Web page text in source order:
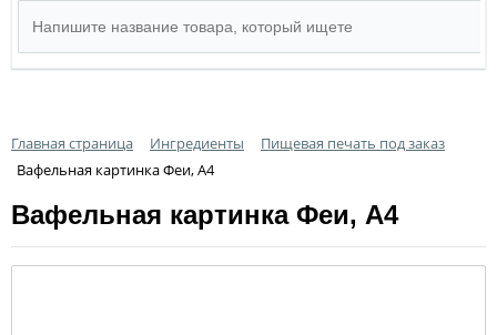
Главная страница Ингредиенты
Пищевая печать под заказ
Вафельная картинка Феи, А4
Вафельная картинка Феи, А4